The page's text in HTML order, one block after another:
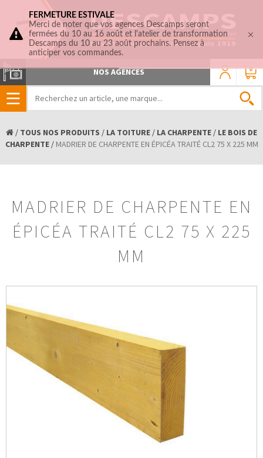
0
NOS AGENCES
/ TOUS NOS PRODUITS / LA TOITURE / LA CHARPENTE / LE BOIS DE
CHARPENTE/ MADRIER DE CHARPENTE EN ÉPICÉA TRAITÉ CL2 75 X 225 MM
MADRIER DE CHARPENTE EN
ÉPICÉA TRAITÉ CL2 75 X 225
MM
FERMETURE ESTIVALE
Merci de noter que vos agences Descamps seront
fermées du 10 au 16 août et l'atelier de transformation
Descamps du 10 au 23 août prochains. Pensez à
anticiper vos commandes.